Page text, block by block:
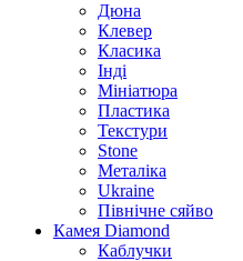
Дюна
Клевер
Класика
Інді
Мініатюра
Пластика
Текстури
Stone
Металіка
Ukraine
Північне сяйво
Камея Diamond
Каблучки